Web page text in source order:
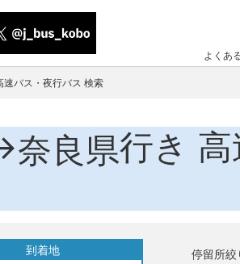
よくあ
バス・夜行バス 検索
奈良県行き
到着地 停留所絞